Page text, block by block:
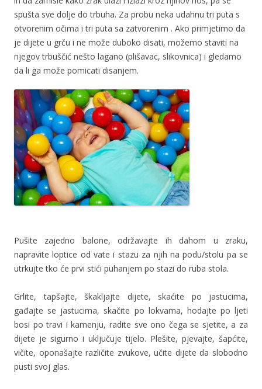
spušta sve dolje do trbuha. Za probu neka udahnu tri puta s
otvorenim očima i tri puta sa zatvorenim . Ako primjetimo da
je dijete u grču i ne može duboko disati, možemo staviti na
njegov trbuščić nešto lagano (plišavac, slikovnica) i gledamo
da li ga može pomicati disanjem.
Pušite zajedno balone, održavajte ih dahom u zraku,
napravite loptice od vate i stazu za njih na podu/stolu pa se
utrkujte tko će prvi stići puhanjem po stazi do ruba stola.
Grlite, tapšajte, škakljajte dijete, skaćite po jastucima,
gađajte se jastucima, skačite po lokvama, hodajte po ljeti
bosi po travi i kamenju, radite sve ono čega se sjetite, a za
dijete je sigurno i uključuje tijelo. Plešite, pjevajte, šapćite,
vičite, oponašajte različite zvukove, učite dijete da slobodno
pusti svoj glas.